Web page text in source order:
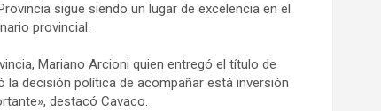
sigue siendo un lugar de excelencia en el
provincial.
Mariano Arcioni quien entregó el título de
la decisión política de acompañar está inversión
destacó Cavaco.